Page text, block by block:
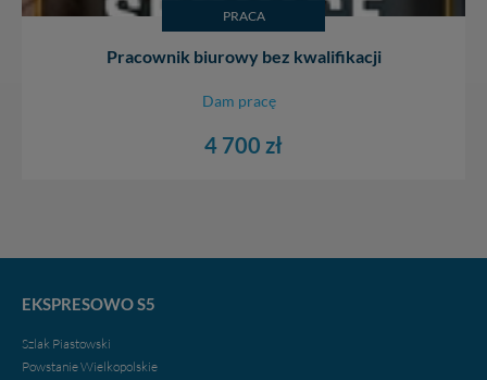
PRACA
Pracownik biurowy bez kwalifikacji
Dam pracę
4 700 zł
EKSPRESOWO S5
Szlak Piastowski
Powstanie Wielkopolskie